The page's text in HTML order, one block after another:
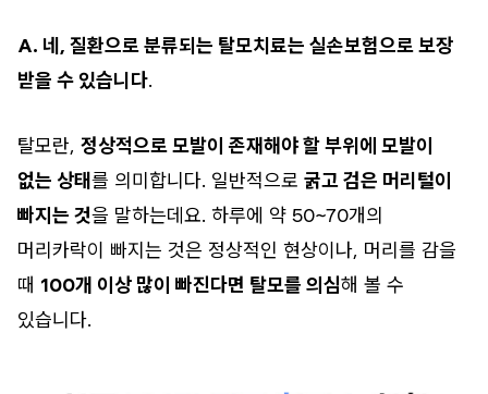
A. 네, 질환으로 분류되는 탈모치료는 실손보험으로 보장
받을 수 있습니다.
탈모란, 정상적으로 모발이 존재해야 할 부위에 모발이
없는 상태를 의미합니다. 일반적으로 굵고 검은 머리털이
빠지는 것을 말하는데요. 하루에 약 50~70개의
머리카락이 빠지는 것은 정상적인 현상이나, 머리를 감을
때 100개 이상 많이 빠진다면 탈모를 의심해 볼 수
있습니다.